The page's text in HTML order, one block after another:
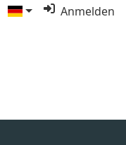
Anmelden